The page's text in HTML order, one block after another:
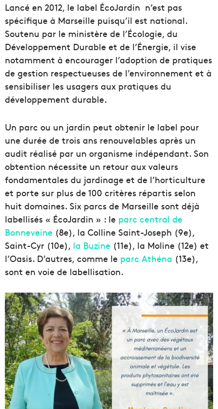
Lancé en 2012, le label ÉcoJardin n’est pas
spécifique à Marseille puisqu’il est national.
Soutenu par le ministère de l’Écologie, du
Développement Durable et de l’Énergie, il vise
notamment à encourager l’adoption de pratiques
de gestion respectueuses de l’environnement et à
sensibiliser les usagers aux pratiques du
développement durable.
Un parc ou un jardin peut obtenir le label pour
une durée de trois ans renouvelables après un
audit réalisé par un organisme indépendant. Son
obtention nécessite un retour aux valeurs
fondamentales du jardinage et de l’horticulture
et porte sur plus de 100 critères répartis selon
huit domaines. Six parcs de Marseille sont déjà
labellisés « ÉcoJardin » : le parc central de
Bonneveine (8e), la Colline Saint-Joseph (9e),
Saint-Cyr (10e), la Buzine (11e), la Moline (12e) et
l’Oasis. D’autres, comme le parc Athéna (13e),
sont en voie de labellisation.